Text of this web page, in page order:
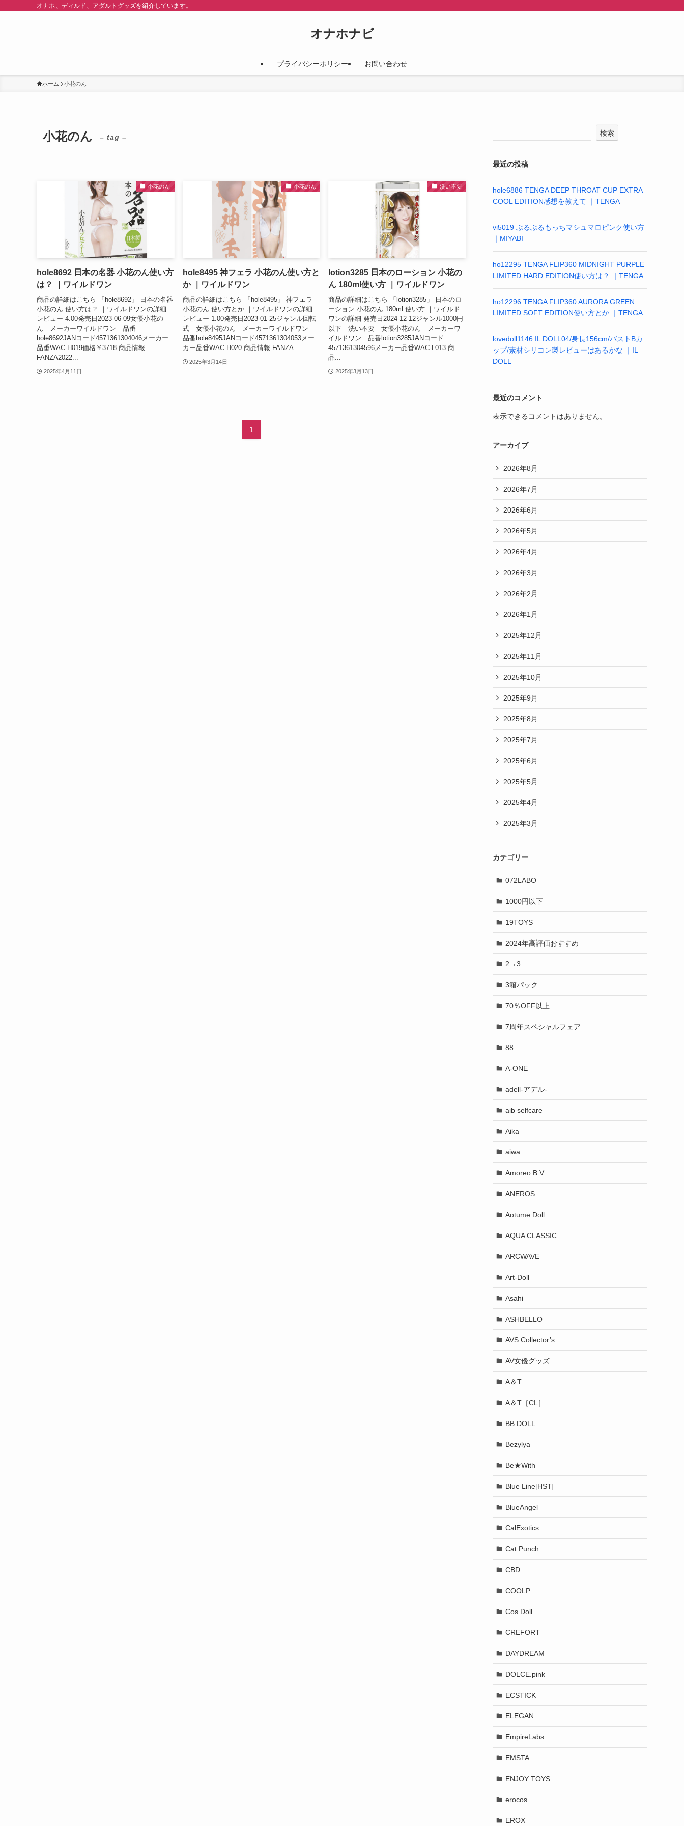
オナホ、ディルド、アダルトグッズを紹介しています。
オナホナビ
プライバシーポリシー お問い合わせ
ホーム 小花のん
小花のん – tag –
小花のん
hole8692 日本の名器 小花のん使い方
は？ ｜ワイルドワン
商品の詳細はこちら 「hole8692」 日本の名器
小花のん 使い方は？ ｜ワイルドワンの詳細
レビュー 4.00発売日2023-06-09女優小花の
ん メーカーワイルドワン 品番
hole8692JANコード4571361304046メーカー
品番WAC-H019価格￥3718 商品情報
FANZA2022...
2025年4月11日
小花のん
hole8495 神フェラ 小花のん使い方と
か ｜ワイルドワン
商品の詳細はこちら 「hole8495」 神フェラ
小花のん 使い方とか ｜ワイルドワンの詳細
レビュー 1.00発売日2023-01-25ジャンル回転
式 女優小花のん メーカーワイルドワン
品番hole8495JANコード4571361304053メー
カー品番WAC-H020 商品情報 FANZA...
2025年3月14日
洗い不要
lotion3285 日本のローション 小花の
ん 180ml使い方 ｜ワイルドワン
商品の詳細はこちら 「lotion3285」 日本のロ
ーション 小花のん 180ml 使い方 ｜ワイルド
ワンの詳細 発売日2024-12-12ジャンル1000円
以下 洗い不要 女優小花のん メーカーワ
イルドワン 品番lotion3285JANコード
4571361304596メーカー品番WAC-L013 商
品...
2025年3月13日
1
検索
最近の投稿
hole6886 TENGA DEEP THROAT CUP EXTRA
COOL EDITION感想を教えて ｜TENGA
vi5019 ぶるぶるもっちマシュマロピンク使い方
｜MIYABI
ho12295 TENGA FLIP360 MIDNIGHT PURPLE
LIMITED HARD EDITION使い方は？ ｜TENGA
ho12296 TENGA FLIP360 AURORA GREEN
LIMITED SOFT EDITION使い方とか ｜TENGA
lovedoll1146 IL DOLL04/身長156cm/バストBカ
ップ/素材シリコン製レビューはあるかな ｜IL
DOLL
最近のコメント
表示できるコメントはありません。
アーカイブ
2026年8月
2026年7月
2026年6月
2026年5月
2026年4月
2026年3月
2026年2月
2026年1月
2025年12月
2025年11月
2025年10月
2025年9月
2025年8月
2025年7月
2025年6月
2025年5月
2025年4月
2025年3月
カテゴリー
072LABO
1000円以下
19TOYS
2024年高評価おすすめ
2→3
3箱パック
70％OFF以上
7周年スペシャルフェア
88
A-ONE
adell-アデル-
aib selfcare
Aika
aiwa
Amoreo B.V.
ANEROS
Aotume Doll
AQUA CLASSIC
ARCWAVE
Art-Doll
Asahi
ASHBELLO
AVS Collector’s
AV女優グッズ
A＆T
A＆T［CL］
BB DOLL
Bezylya
Be★With
Blue Line[HST]
BlueAngel
CalExotics
Cat Punch
CBD
COOLP
Cos Doll
CREFORT
DAYDREAM
DOLCE.pink
ECSTICK
ELEGAN
EmpireLabs
EMSTA
ENJOY TOYS
erocos
EROX